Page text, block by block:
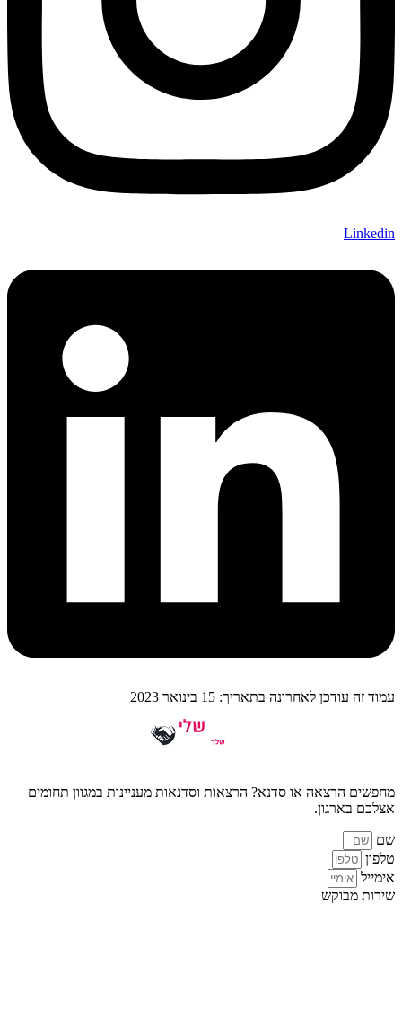
Linkedin
עמוד זה עודכן לאחרונה בתאריך: 15 בינואר 2023
מחפשים הרצאה או סדנא? הרצאות וסדנאות מעניינות במגוון תחומים
אצלכם בארגון.
שם
טלפון
אימייל
שירות מבוקש